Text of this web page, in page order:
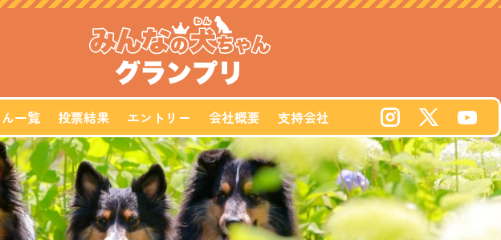
一覧 投票結果 エントリー 会社概要 支持会社